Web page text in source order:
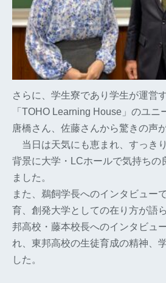
さらに、学生寮であり学生が運営
「TOHO Learning House」のユニ
唐橋さん、佐藤さんから驚きの声
当日は天気にも恵まれ、すっき
背景に大学・LCホールで気持ちの
ました。
また、鵜飼学長へのインタビュー
育、創発大学としての在り方が語
邦高校・藤本校長へのインタビュ
れ、東邦高校の生徒育成の精神、
した。